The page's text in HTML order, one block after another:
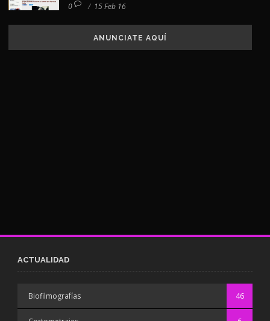
0 / 15 Feb 16
ANUNCIATE AQUÍ
ACTUALIDAD
Biofilmografías 46